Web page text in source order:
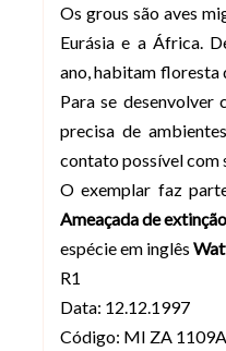
Os grous são aves
Eurásia e a África.
ano, habitam floresta
Para se desenvolver
precisa de
contato possível com
O exemplar faz
Ameaçada de extinção
espécie em inglês
R1
Data: 12.12.1997
Código: MI ZA 1109A